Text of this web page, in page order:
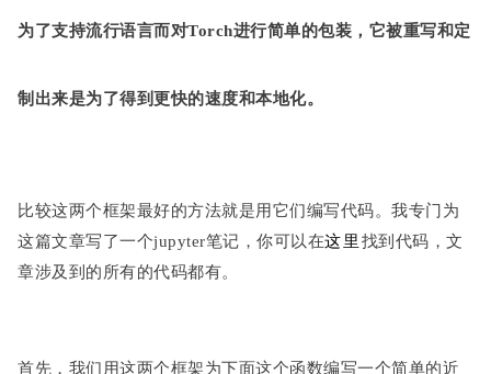
为了支持流行语言而对Torch进行简单的包装，它被重写和定
制出来是为了得到更快的速度和本地化。
比较这两个框架最好的方法就是用它们编写代码。我专门为
这篇文章写了一个jupyter笔记，你可以在这里 找到代码，文
章涉及到的所有的代码都有。
首先，我们用这两个框架为下面这个函数编写一个简单的近